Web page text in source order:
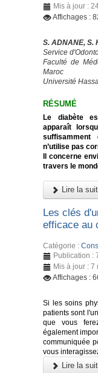
Mis à jour :
Affichages :
S. ADNANE, S.
Service
Faculté de
Maroc
Université
RÉSUMÉ
Le diabète
apparaît
suffisamment
n’utilise pas
Il concerne
travers le
Lire la
Les clés
efficace au
Catégorie :
Publication :
Mis à jour : 7
Affichages :
Si les soins
patients sont
que vous
également
communiquée
vous
Lire la